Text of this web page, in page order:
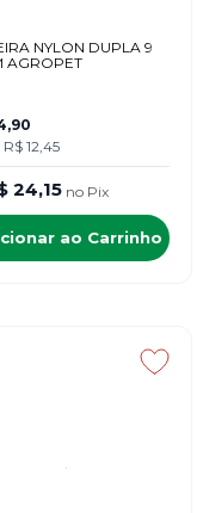
NYLON DUPLA 9
AGROPET
R$ 12,45
24,15 no Pix
ao Carrinho